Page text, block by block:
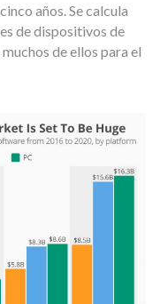
años. Se calcula
de dispositivos de
de ellos para el